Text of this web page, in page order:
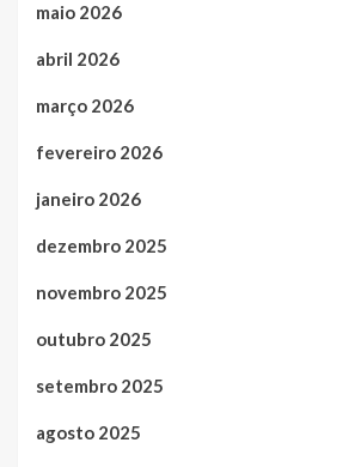
maio 2026
abril 2026
março 2026
fevereiro 2026
janeiro 2026
dezembro 2025
novembro 2025
outubro 2025
setembro 2025
agosto 2025